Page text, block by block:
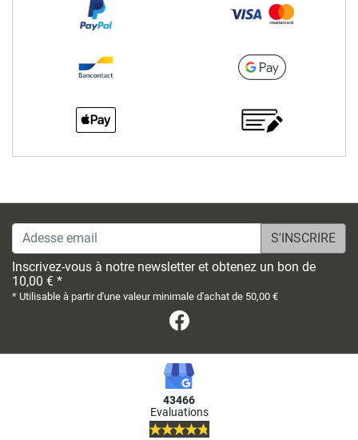
Adesse email
Inscrivez-vous à notre newsletter et obtenez un bon de
10,00 € *
* Utilisable à partir d'une valeur minimale d'achat de 50,00 €
43466
Evaluations